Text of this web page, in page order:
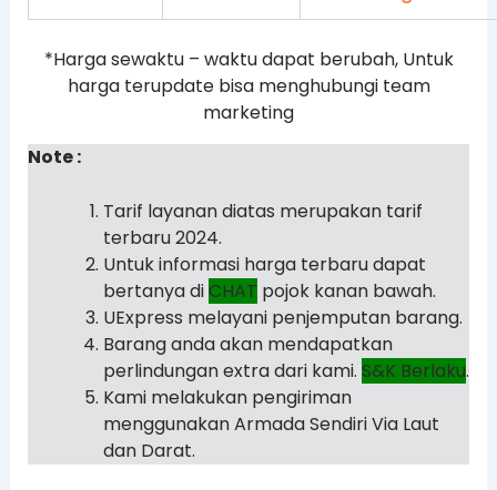
*Harga sewaktu – waktu dapat berubah, Untuk
harga terupdate bisa menghubungi team
marketing
Note :
Tarif layanan diatas merupakan tarif
terbaru 2024.
Untuk informasi harga terbaru dapat
bertanya diCHAT pojok kanan bawah.
UExpress melayani penjemputan barang.
Barang anda akan mendapatkan
perlindungan extra dari kami. S&K Berlaku.
Kami melakukan pengiriman
menggunakan Armada Sendiri Via Laut
dan Darat.